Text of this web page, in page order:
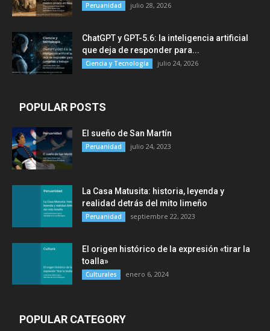
Peruanidad julio 28, 2026
ChatGPT y GPT-5.6: la inteligencia artificial
que deja de responder para...
Ciencia y Tecnología julio 24, 2026
POPULAR POSTS
El sueño de San Martín
Peruanidad julio 24, 2023
La Casa Matusita: historia, leyenda y
realidad detrás del mito limeño
Peruanidad septiembre 22, 2023
El origen histórico de la expresión «tirar la
toalla»
Culturales enero 6, 2024
POPULAR CATEGORY